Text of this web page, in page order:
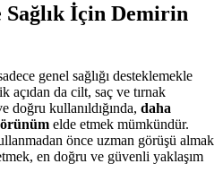
İçin Demirin
genel sağlığı desteklemekle
açıdan da cilt, saç ve tırnak
doğru kullanıldığında, daha
elde etmek mümkündür.
önce uzman görüşü almak
en doğru ve güvenli yaklaşım